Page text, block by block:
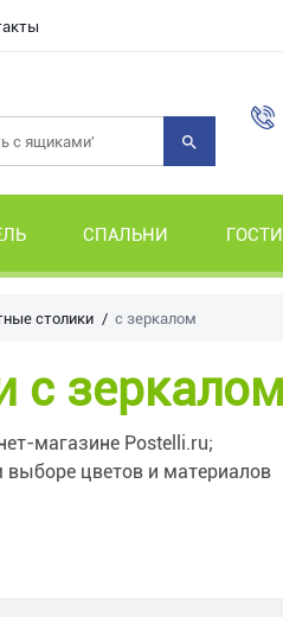
СПАЛЬНИ
столики с зеркалом
с зеркалом
магазине Postelli.ru;
цветов и материалов